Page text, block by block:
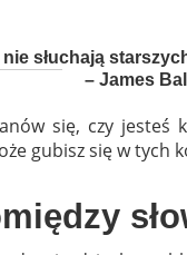
słuchają
– James
się, czy
gubisz się w tych